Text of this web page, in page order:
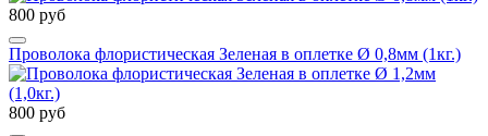
800 руб
Проволока флористическая Зеленая в оплетке Ø 0,8мм (1кг.)
800 руб